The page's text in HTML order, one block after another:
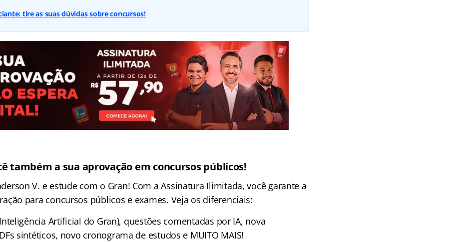
tire as suas dúvidas sobre concursos!
também a sua aprovação em concursos públicos!
V. e estude com o Gran! Com a Assinatura Ilimitada, você garante a
para concursos públicos e exames. Veja os diferenciais:
Artificial do Gran), questões comentadas por IA, nova
sintéticos, novo cronograma de estudos e MUITO MAIS!